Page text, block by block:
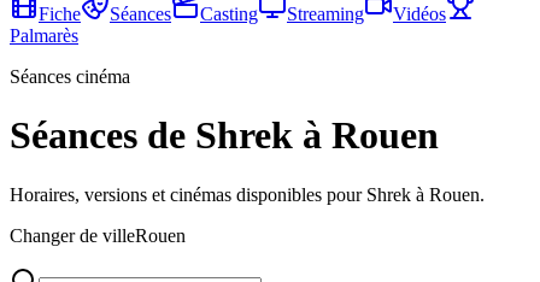
Fiche
Séances Casting Streaming
Vidéos
Palmarès
Séances cinéma
Séances de Shrek à Rouen
Horaires, versions et cinémas disponibles pour Shrek à Rouen.
Changer de villeRouen